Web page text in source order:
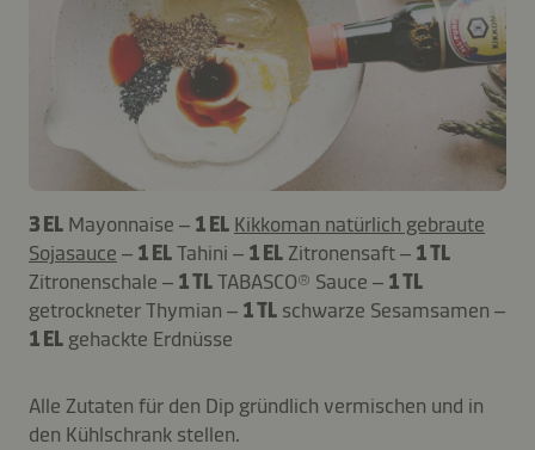
3 EL Mayonnaise – 1 EL Kikkoman natürlich gebraute
Sojasauce – 1 ELTahini – 1 EL Zitronensaft – 1 TL
Zitronenschale – 1 TLTABASCO® Sauce – 1 TL
getrockneter Thymian – 1 TL schwarze Sesamsamen –
1 EL gehackte Erdnüsse
Alle Zutaten für den Dip gründlich vermischen und in
den Kühlschrank stellen.